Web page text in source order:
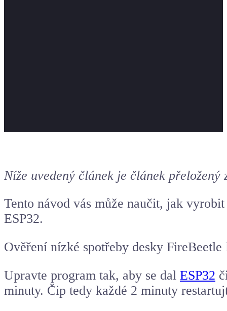
Níže uvedený článek je článek přeložený
Tento návod vás může naučit, jak
ESP32.
Ověření nízké spotřeby desky FireBeetle
Upravte program tak, aby se dal ESP32
minuty. Čip tedy každé 2 minuty